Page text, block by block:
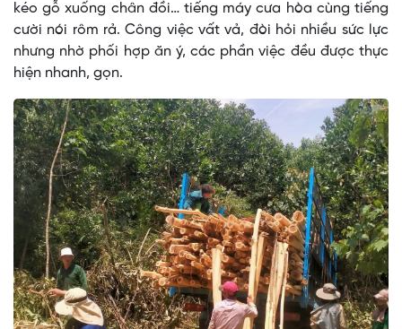
kéo gỗ xuống chân đồi… tiếng máy cưa hòa cùng tiếng
cười nói rôm rả. Công việc vất vả, đòi hỏi nhiều sức lực
nhưng nhờ phối hợp ăn ý, các phần việc đều được thực
hiện nhanh, gọn.